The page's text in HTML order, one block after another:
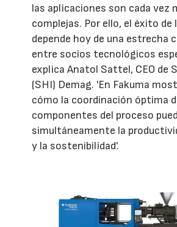
las aplicaciones son cada vez
complejas. Por ello, el éxito
depende hoy de una estrecha
entre socios tecnológicos
explica Anatol Sattel, CEO de
(SHI) Demag. 'En Fakuma
cómo la coordinación óptima
componentes del proceso
simultáneamente la
y la sostenibilidad'.